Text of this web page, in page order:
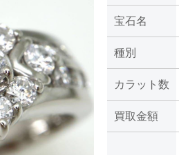
宝石名
種別
カラット数
買取金額